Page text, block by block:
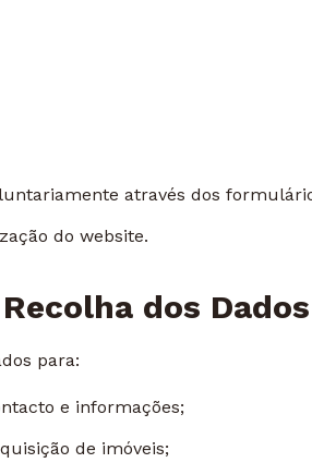
através dos
do website.
dos Dados
para:
e informações;
de imóveis;